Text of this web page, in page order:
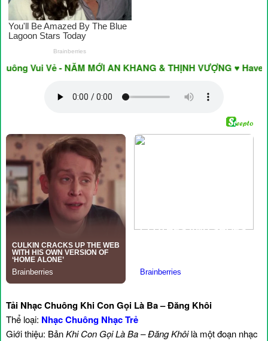
Vui Vẻ - NĂM MỚI AN KHANG & THỊNH VƯỢNG ♥ Have A
Tải Nhạc Chuông Khi Con Gọi Là Ba – Đăng Khôi
Thể loại: Nhạc Chuông Nhạc Trẻ
Giới thiệu: BảnKhi Con Gọi Là Ba – Đăng Khôilà một đoạn nhạc